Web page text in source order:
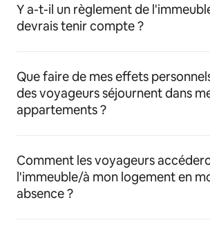
Y a-t-il un règlement de
devrais tenir compte ?
Que faire de mes effets
des voyageurs séjournent dans
appartements ?
Comment les voyageurs
l'immeuble/à mon logement en
absence ?